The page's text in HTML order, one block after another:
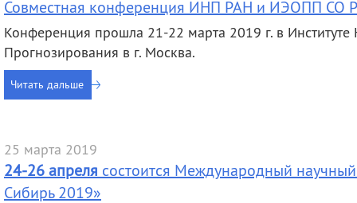
Совместная конференция ИНП РАН и ИЭОПП СО
Конференция прошла 21-22 марта 2019 г. в Институте
Прогнозирования в г. Москва.
Читать дальше
25 марта 2019
24-26 апреля состоится Международный
Сибирь 2019»